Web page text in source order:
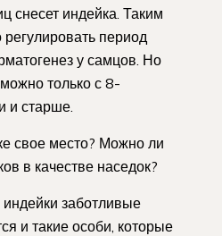
снесет индейка. Таким
период
у самцов. Но
только с 8-
и старше.
свое место? Можно ли
в качестве наседок?
заботливые
и такие особи, которые